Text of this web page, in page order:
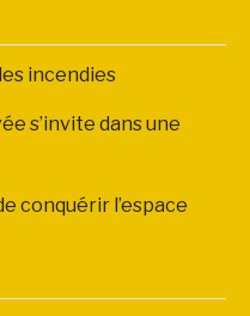
incendies
s’invite dans une
conquérir l’espace